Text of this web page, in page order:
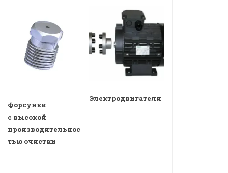
Форсунки
с высокой
производительнос
тью очистки
Электродвигатели